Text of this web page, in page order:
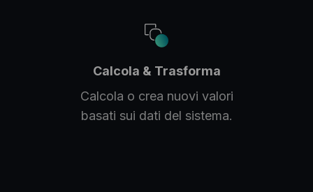
Calcola & Trasforma
Calcola o crea nuovi valori
basati sui dati del sistema.